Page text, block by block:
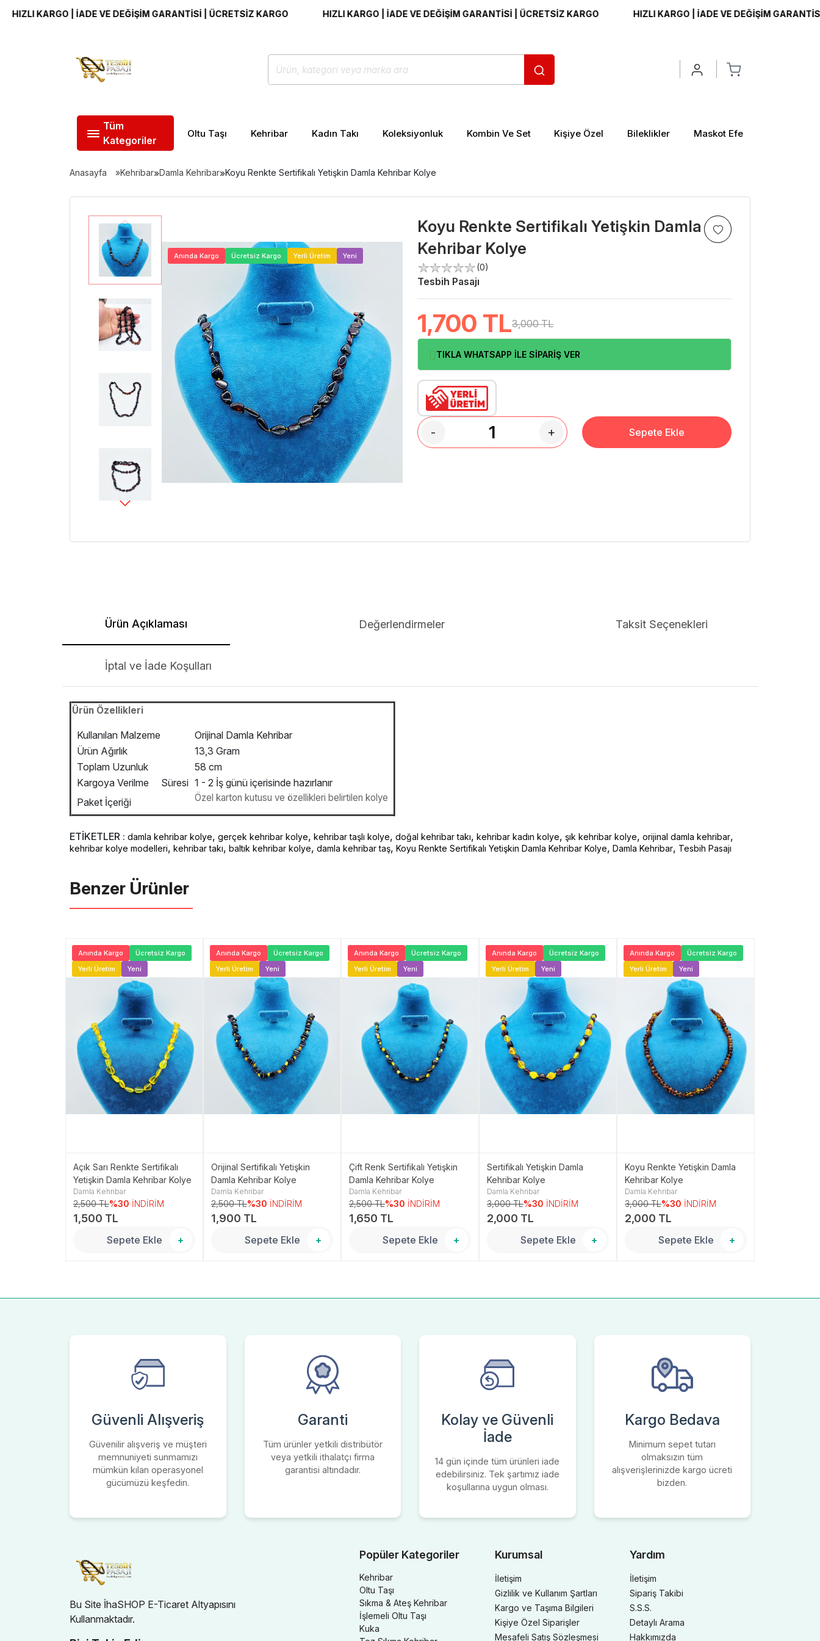
| İADE VE DEĞİŞİM GARANTİSİ | ÜCRETSİZ KARGO HIZLI KARGO | İADE VE DEĞİŞİM GARANTİSİ | ÜCRETSİZ KARGO HIZLI KARGO | İADE VE DEĞİŞİM GARANTİSİ |
Tüm
Kategoriler
Oltu Taşı Kehribar Kadın Takı Koleksiyonluk Kombin Ve Set Kişiye Özel Bileklikler Maskot Efe
Anasayfa Kehribar»Damla Kehribar»Koyu Renkte Sertifikalı Yetişkin Damla Kehribar Kolye
Anında Kargo Ücretsiz Kargo Yerli Üretim Yeni
Koyu Renkte Sertifikalı Yetişkin Damla
Kehribar Kolye
(0)
Tesbih Pasajı
1,700 TL3,000 TL
TIKLA WHATSAPP İLE SİPARİŞ VER
- + Sepete Ekle
Ürün Açıklaması Değerlendirmeler Taksit Seçenekleri
İptal ve İade Koşulları
Ürün Özellikleri
Kullanılan Malzeme
Orijinal Damla Kehribar
Ürün Ağırlık
13,3 Gram
Toplam Uzunluk
58 cm
Kargoya Verilme Süresi 1 - 2 İş günü içerisinde hazırlanır
Paket İçeriği
Özel karton kutusu ve özellikleri belirtilen kolye
ETİKETLER : damla kehribar kolye, gerçek kehribar kolye, kehribar taşlı kolye, doğal kehribar takı, kehribar kadın kolye, şık kehribar kolye, orijinal damla kehribar,
kehribar kolye modelleri, kehribar takı, baltık kehribar kolye, damla kehribar taş, Koyu Renkte Sertifikalı Yetişkin Damla Kehribar Kolye, Damla Kehribar, Tesbih Pasajı
Benzer Ürünler ️
Anında Kargo
Ücretsiz Kargo
Yerli Üretim
Yeni
Açık Sarı Renkte Sertifikalı
Yetişkin Damla Kehribar Kolye
Damla Kehribar
2,500 TL%30 İNDİRİM
1,500 TL
Sepete Ekle +
Anında Kargo
Ücretsiz Kargo
Yerli Üretim
Yeni
Orijinal Sertifikalı Yetişkin
Damla Kehribar Kolye
Damla Kehribar
2,500 TL%30 İNDİRİM
1,900 TL
Sepete Ekle +
Anında Kargo
Ücretsiz Kargo
Yerli Üretim
Yeni
Çift Renk Sertifikalı Yetişkin
Damla Kehribar Kolye
Damla Kehribar
2,500 TL%30 İNDİRİM
1,650 TL
Sepete Ekle +
Anında Kargo
Ücretsiz Kargo
Yerli Üretim
Yeni
Sertifikalı Yetişkin Damla
Kehribar Kolye
Damla Kehribar
3,000 TL%30 İNDİRİM
2,000 TL
Sepete Ekle +
Anında Kargo
Ücretsiz Kargo
Yerli Üretim
Yeni
Koyu Renkte Yetişkin Damla
Kehribar Kolye
Damla Kehribar
3,000 TL%30 İNDİRİM
2,000 TL
Sepete Ekle +
Güvenli Alışveriş
Güvenilir alışveriş ve müşteri
memnuniyeti sunmamızı
mümkün kılan operasyonel
gücümüzü keşfedin.
Garanti
Tüm ürünler yetkili distribütör
veya yetkili ithalatçı firma
garantisi altındadır.
Kolay ve Güvenli
İade
14 gün içinde tüm ürünleri iade
edebilirsiniz. Tek şartımız iade
koşullarına uygun olması.
Kargo Bedava
Minimum sepet tutarı
olmaksızın tüm
alışverişlerinizde kargo ücreti
bizden.
Bu Site İhaSHOP E-Ticaret Altyapısını
Kullanmaktadır.
Popüler Kategoriler
Kehribar
Oltu Taşı
Sıkma & Ateş Kehribar
İşlemeli Oltu Taşı
Kuka
Kurumsal
İletişim
Gizlilik ve Kullanım Şartları
Kargo ve Taşıma Bilgileri
Kişiye Özel Siparişler
Mesafeli Satış Sözleşmesi
Yardım
İletişim
Sipariş Takibi
S.S.S.
Detaylı Arama
Hakkımızda